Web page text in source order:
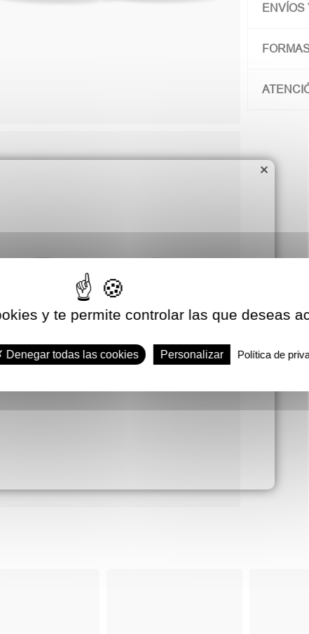
ENVÍOS
×
y te permite controlar las que deseas
Denegar todas las cookies Personalizar Política de